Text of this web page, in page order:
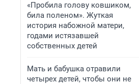
«Пробила голову ковшиком,
била поленом». Жуткая
история набожной матери,
годами истязавшей
собственных детей
Мать и бабушка отравили
четырех детей, чтобы они не